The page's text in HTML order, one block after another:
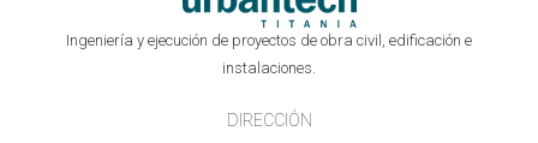
Ingeniería y ejecución de proyectos de obra civil, edificación e
instalaciones.
DIRECCIÓN